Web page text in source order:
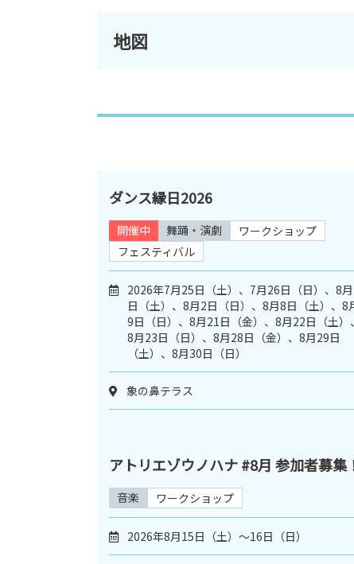
地図
ダンス縁日2026
開催中 舞踊・演劇
ワークショップ
フェスティバル
2026年7月25日（土）、7月26日（日）、8
日（土）、8月2日（日）、8月8日（土）、8
9日（日）、8月21日（金）、8月22日（土）、
8月23日（日）、8月28日（金）、8月29日
（土）、8月30日（日）
象の鼻テラス
アトリエゾウノハナ #8月 参加者募集
音楽 ワークショップ
2026年8月15日（土）〜16日（日）